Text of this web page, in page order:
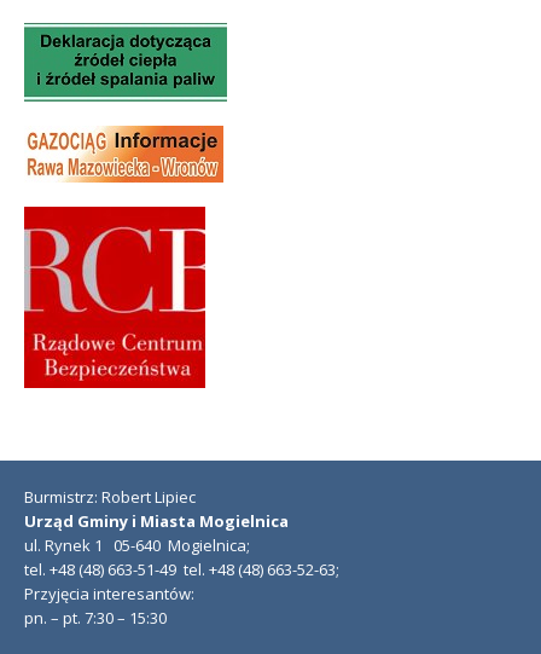
Burmistrz: Robert Lipiec
Urząd Gminy i Miasta Mogielnica
ul. Rynek 1 05-640 Mogielnica;
tel. +48 (48) 663-51-49 tel. +48 (48) 663-52-63;
Przyjęcia interesantów:
pn. – pt. 7:30 – 15:30